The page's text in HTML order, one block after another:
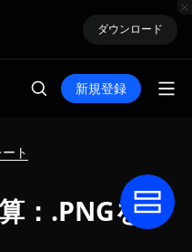
ダウンロード
新規登録
ート
：.PNGを